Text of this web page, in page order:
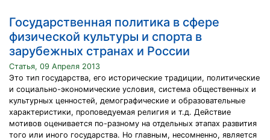
Государственная политика в сфере
физической культуры и спорта в
зарубежных странах и России
Статья, 09 Апреля 2013
Это тип государства, его исторические традиции, политические
и социально-экономические условия, система общественных и
культурных ценностей, демографические и образовательные
характеристики, проповедуемая религия и т.д. Действие
мотивов оценивается по-разному на отдельных этапах развития
того или иного государства. Но главным, несомненно, является